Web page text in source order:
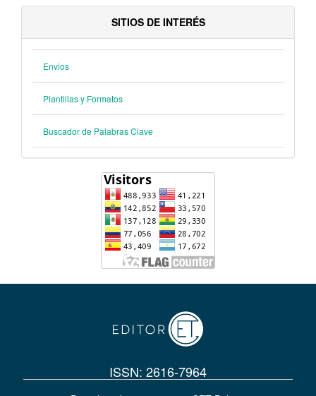
SITIOS DE INTERÉS
Envios
Plantillas y Formatos
Buscador de Palabras Clave
ISSN: 2616-7964